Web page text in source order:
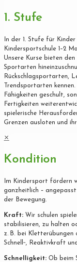
1. Stufe
In der 1. Stufe für
Kindersportschule 1–2
Unsere Kurse bieten
Sportarten
Rückschlagsportarten,
Trendsportarten
Fähigkeiten geschult,
Fertigkeiten
spielerische
Grenzen ausloten und
✕
Kondition
Im Kindersport fördern
ganzheitlich –
der Bewegung.
Kraft: Wir schulen
stabilisieren, zu halten
z. B. bei Kletterübungen
Schnell‐, Reaktivkraft
Schnelligkeit: Ob beim